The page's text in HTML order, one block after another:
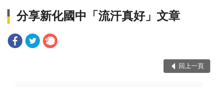
分享新化國中「流汗真好」文章
回上一頁